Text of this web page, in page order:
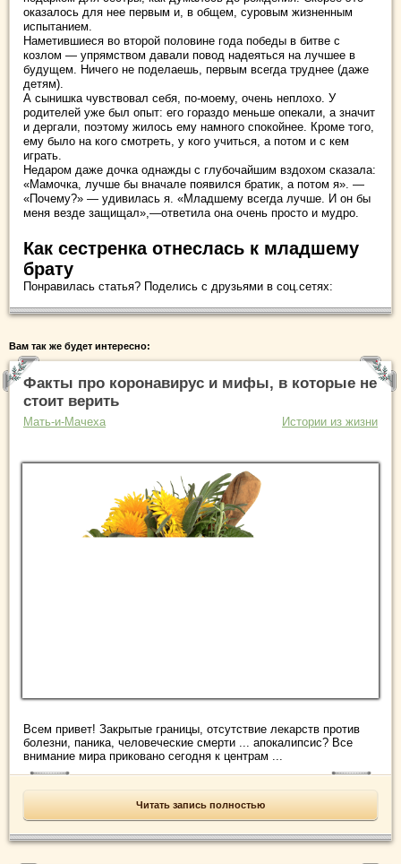
оказалось для нее первым и, в общем, суровым жизненным
испытанием.
Наметившиеся во второй половине года победы в битве с
козлом — упрямством давали повод надеяться на лучшее в
будущем. Ничего не поделаешь, первым всегда труднее (даже
детям).
А сынишка чувствовал себя, по-моему, очень неплохо. У
родителей уже был опыт: его гораздо меньше опекали, а значит
и дергали, поэтому жилось ему намного спокойнее. Кроме того,
ему было на кого смотреть, у кого учиться, а потом и с кем
играть.
Недаром даже дочка однажды с глубочайшим вздохом сказала:
«Мамочка, лучше бы вначале появился братик, а потом я». —
«Почему?» — удивилась я. «Младшему всегда лучше. И он бы
меня везде защищал»,—ответила она очень просто и мудро.
Как сестренка отнеслась к младшему
брату
Понравилась статья? Поделись с друзьями в соц.сетях:
Вам так же будет интересно:
Факты про коронавирус и мифы, в которые не
стоит верить
Мать-и-Мачеха Истории из жизни
Всем привет! Закрытые границы, отсутствие лекарств против
болезни, паника, человеческие смерти ... апокалипсис? Все
внимание мира приковано сегодня к центрам ...
Читать запись полностью